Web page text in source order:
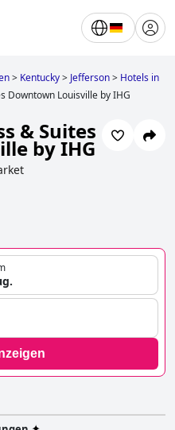
> Kentucky> Jefferson> Hotels in
Downtown Louisville by IHG
& Suites
by IHG